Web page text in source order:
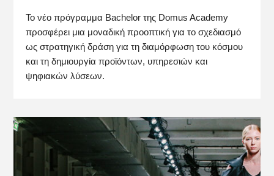
Το νέο πρόγραμμα Bachelor της Domus Academy
προσφέρει μια μοναδική προοπτική για το σχεδιασμό
ως στρατηγική δράση για τη διαμόρφωση του κόσμου
και τη δημιουργία προϊόντων, υπηρεσιών και
ψηφιακών λύσεων.